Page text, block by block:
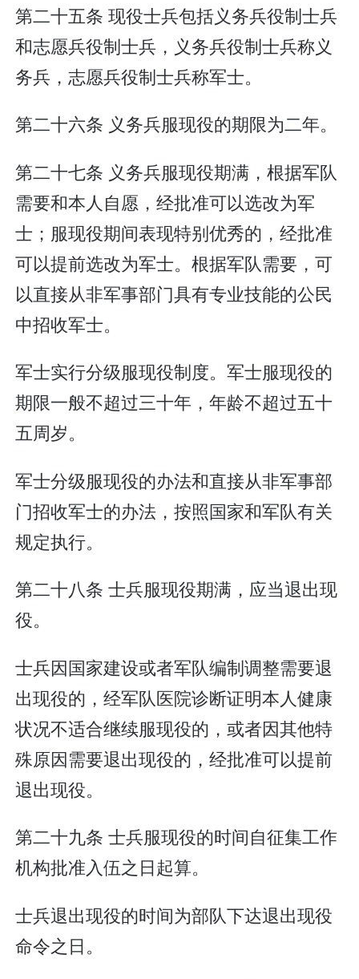
第二十五条 现役士兵包括义务兵役制士兵
和志愿兵役制士兵，义务兵役制士兵称义
务兵，志愿兵役制士兵称军士。
第二十六条 义务兵服现役的期限为二年。
第二十七条 义务兵服现役期满，根据军队
需要和本人自愿，经批准可以选改为军
士；服现役期间表现特别优秀的，经批准
可以提前选改为军士。根据军队需要，可
以直接从非军事部门具有专业技能的公民
中招收军士。
军士实行分级服现役制度。军士服现役的
期限一般不超过三十年，年龄不超过五十
五周岁。
军士分级服现役的办法和直接从非军事部
门招收军士的办法，按照国家和军队有关
规定执行。
第二十八条 士兵服现役期满，应当退出现
役。
士兵因国家建设或者军队编制调整需要退
出现役的，经军队医院诊断证明本人健康
状况不适合继续服现役的，或者因其他特
殊原因需要退出现役的，经批准可以提前
退出现役。
第二十九条 士兵服现役的时间自征集工作
机构批准入伍之日起算。
士兵退出现役的时间为部队下达退出现役
命令之日。